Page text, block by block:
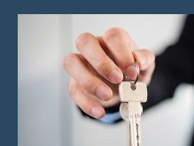
Перейти
содержимому